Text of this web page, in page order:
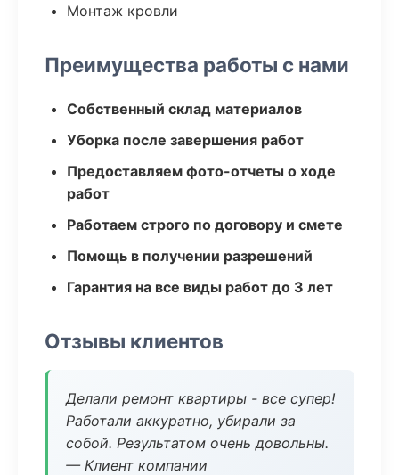
Монтаж кровли
Преимущества работы с нами
Собственный склад материалов
Уборка после завершения работ
Предоставляем фото-отчеты о ходе
работ
Работаем строго по договору и смете
Помощь в получении разрешений
Гарантия на все виды работ до 3 лет
Отзывы клиентов
Делали ремонт квартиры - все супер!
Работали аккуратно, убирали за
собой. Результатом очень довольны.
— Клиент компании